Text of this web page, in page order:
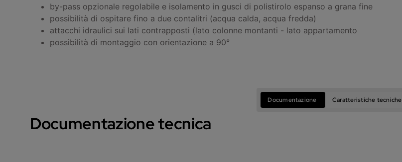
by-pass opzionale regolabile e isolamento in gusci di polistirolo espanso a grana fine
possibilità di ospitare fino a due contalitri (acqua calda, acqua fredda)
attacchi idraulici sui lati contrapposti (lato colonne montanti - lato appartamento
possibilità di montaggio con orientazione a 90°
Documentazione Caratteristiche tecniche
Documentazione tecnica